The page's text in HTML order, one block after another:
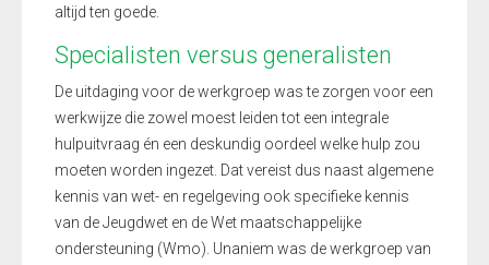
altijd ten goede.
Specialisten versus generalisten
De uitdaging voor de werkgroep was te zorgen voor een
werkwijze die zowel moest leiden tot een integrale
hulpuitvraag én een deskundig oordeel welke hulp zou
moeten worden ingezet. Dat vereist dus naast algemene
kennis van wet- en regelgeving ook specifieke kennis
van de Jeugdwet en de Wet maatschappelijke
ondersteuning (Wmo). Unaniem was de werkgroep van